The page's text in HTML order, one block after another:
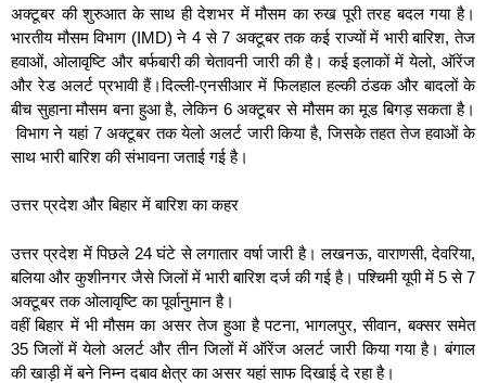
अक्टूबर की शुरुआत के साथ ही देशभर में मौसम का रुख पूरी तरह बदल गया है।
भारतीय मौसम विभाग (IMD) ने 4 से 7 अक्टूबर तक कई राज्यों में भारी बारिश, तेज
हवाओं, ओलावृष्टि और बर्फबारी की चेतावनी जारी की है। कई इलाकों में येलो, ऑरेंज
और रेड अलर्ट प्रभावी हैं।दिल्ली-एनसीआर में फिलहाल हल्की ठंडक और बादलों के
बीच सुहाना मौसम बना हुआ है, लेकिन 6 अक्टूबर से मौसम का मूड बिगड़ सकता है।
विभाग ने यहां 7 अक्टूबर तक येलो अलर्ट जारी किया है, जिसके तहत तेज हवाओं के
साथ भारी बारिश की संभावना जताई गई है।
उत्तर प्रदेश और बिहार में बारिश का कहर
उत्तर प्रदेश में पिछले 24 घंटे से लगातार वर्षा जारी है। लखनऊ, वाराणसी, देवरिया,
बलिया और कुशीनगर जैसे जिलों में भारी बारिश दर्ज की गई है। पश्चिमी यूपी में 5 से 7
अक्टूबर तक ओलावृष्टि का पूर्वानुमान है।
वहीं बिहार में भी मौसम का असर तेज हुआ है पटना, भागलपुर, सीवान, बक्सर समेत
35 जिलों में येलो अलर्ट और तीन जिलों में ऑरेंज अलर्ट जारी किया गया है। बंगाल
की खाड़ी में बने निम्न दबाव क्षेत्र का असर यहां साफ दिखाई दे रहा है।